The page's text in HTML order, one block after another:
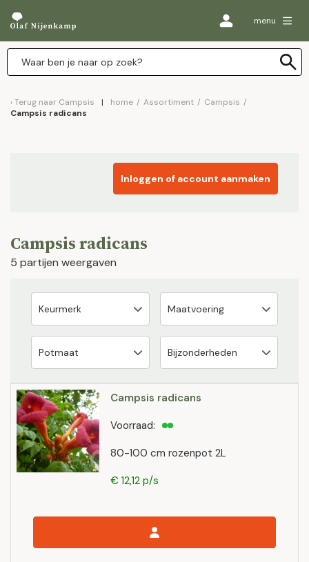
menu
Terug naar Campsis home / Assortiment / Campsis /
Campsis radicans
Inloggen of account aanmaken
Campsis radicans
5 partijen weergaven
Campsis radicans
80-100 cm rozenpot 2L
Voorraad:
€ 12,12 p/s